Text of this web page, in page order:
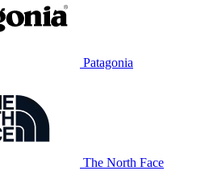
Patagonia
The North Face